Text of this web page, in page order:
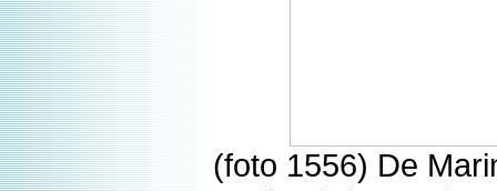
(foto 1556) De